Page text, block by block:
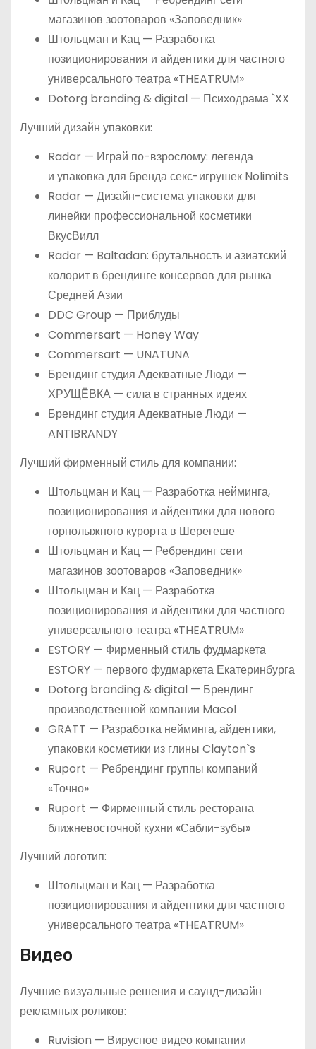
магазинов зоотоваров «Заповедник»
Штольцман и Кац — Разработка
позиционирования и айдентики для частного
универсального театра «THEATRUM»
Dotorg branding & digital — Психодрама `XX
Лучший дизайн упаковки:
Radar — Играй по-взрослому: легенда
и упаковка для бренда секс-игрушек Nolimits
Radar — Дизайн-система упаковки для
линейки профессиональной косметики
ВкусВилл
Radar — Baltadan: брутальность и азиатский
колорит в брендинге консервов для рынка
Средней Азии
DDC Group — Приблуды
Commersart — Honey Way
Commersart — UNATUNA
Брендинг студия Адекватные Люди —
ХРУЩЁВКА — сила в странных идеях
Брендинг студия Адекватные Люди —
ANTIBRANDY
Лучший фирменный стиль для компании:
Штольцман и Кац — Разработка нейминга,
позиционирования и айдентики для нового
горнолыжного курорта в Шерегеше
Штольцман и Кац — Ребрендинг сети
магазинов зоотоваров «Заповедник»
Штольцман и Кац — Разработка
позиционирования и айдентики для частного
универсального театра «THEATRUM»
ESTORY — Фирменный стиль фудмаркета
ESTORY — первого фудмаркета Екатеринбурга
Dotorg branding & digital — Брендинг
производственной компании Macol
GRATT — Разработка нейминга, айдентики,
упаковки косметики из глины Clayton`s
Ruport — Ребрендинг группы компаний
«Точно»
Ruport — Фирменный стиль ресторана
ближневосточной кухни «Сабли-зубы»
Лучший логотип:
Штольцман и Кац — Разработка
позиционирования и айдентики для частного
универсального театра «THEATRUM»
Видео
Лучшие визуальные решения и саунд-дизайн
рекламных роликов:
Ruvision — Вирусное видео компании